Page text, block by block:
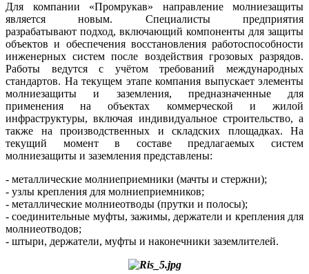
Для компании «Промрукав» направление молниезащиты
является новым. Специалисты предприятия
разрабатывают подход, включающий компоненты для защиты
объектов и обеспечения восстановления работоспособности
инженерных систем после воздействия грозовых разрядов.
Работы ведутся с учётом требований международных
стандартов. На текущем этапе компания выпускает элементы
молниезащиты и заземления, предназначенные для
применения на объектах коммерческой и жилой
инфраструктуры, включая индивидуальное строительство, а
также на производственных и складских площадках. На
текущий момент в составе предлагаемых систем
молниезащиты и заземления представлены:
- металлические молниеприемники (мачты и стержни);
- узлы крепления для молниеприемников;
- металлические молниеотводы (прутки и полосы);
- соединительные муфты, зажимы, держатели и крепления для
молниеотводов;
- штыри, держатели, муфты и наконечники заземлителей.